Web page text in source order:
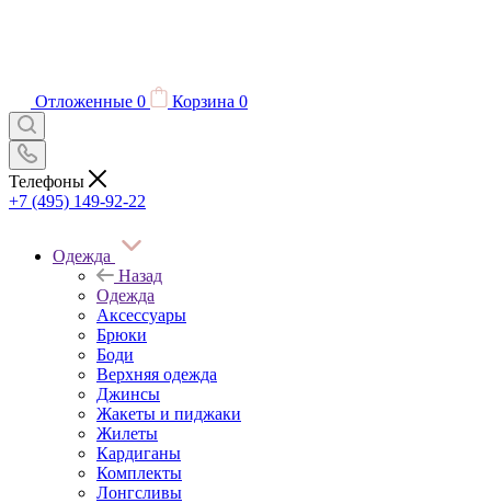
Отложенные 0 Корзина 0
Телефоны
+7 (495) 149-92-22
Одежда
Назад
Одежда
Аксессуары
Брюки
Боди
Верхняя одежда
Джинсы
Жакеты и пиджаки
Жилеты
Кардиганы
Комплекты
Лонгсливы